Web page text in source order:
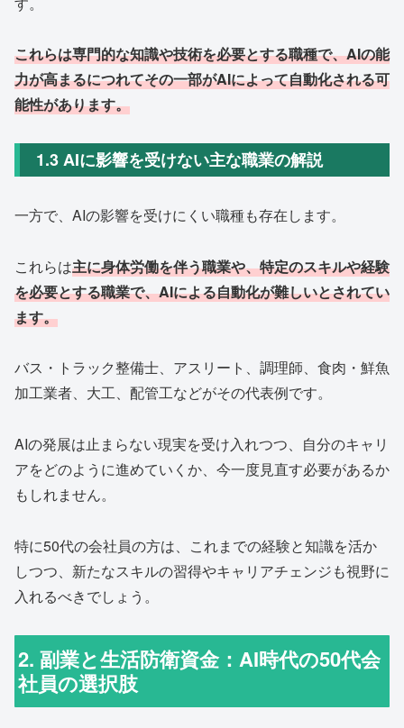
これらは専門的な知識や技術を必要とする職種で、AIの能
力が高まるにつれてその一部がAIによって自動化される可
能性があります。
1.3 AIに影響を受けない主な職業の解説
一方で、AIの影響を受けにくい職種も存在します。
これらは主に身体労働を伴う職業や、特定のスキルや経験
を必要とする職業で、AIによる自動化が難しいとされてい
ます。
バス・トラック整備士、アスリート、調理師、食肉・鮮魚
加工業者、大工、配管工などがその代表例です。
AIの発展は止まらない現実を受け入れつつ、自分のキャリ
アをどのように進めていくか、今一度見直す必要があるか
もしれません。
特に50代の会社員の方は、これまでの経験と知識を活か
しつつ、新たなスキルの習得やキャリアチェンジも視野に
入れるべきでしょう。
2. 副業と生活防衛資金：AI時代の50代会
社員の選択肢